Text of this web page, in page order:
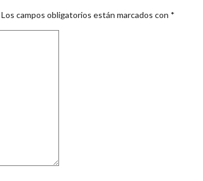
Los campos obligatorios están marcados con *